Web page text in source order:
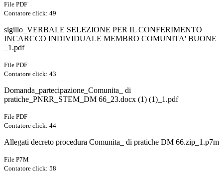
File PDF
Contatore click: 49
sigillo_VERBALE SELEZIONE PER IL CONFERIMENTO
INCARCCO INDIVIDUALE MEMBRO COMUNITA' BUONE
_1.pdf
File PDF
Contatore click: 43
Domanda_partecipazione_Comunita_ di
pratiche_PNRR_STEM_DM 66_23.docx (1) (1)_1.pdf
File PDF
Contatore click: 44
Allegati decreto procedura Comunita_ di pratiche DM 66.zip_1.p7m
File P7M
Contatore click: 58